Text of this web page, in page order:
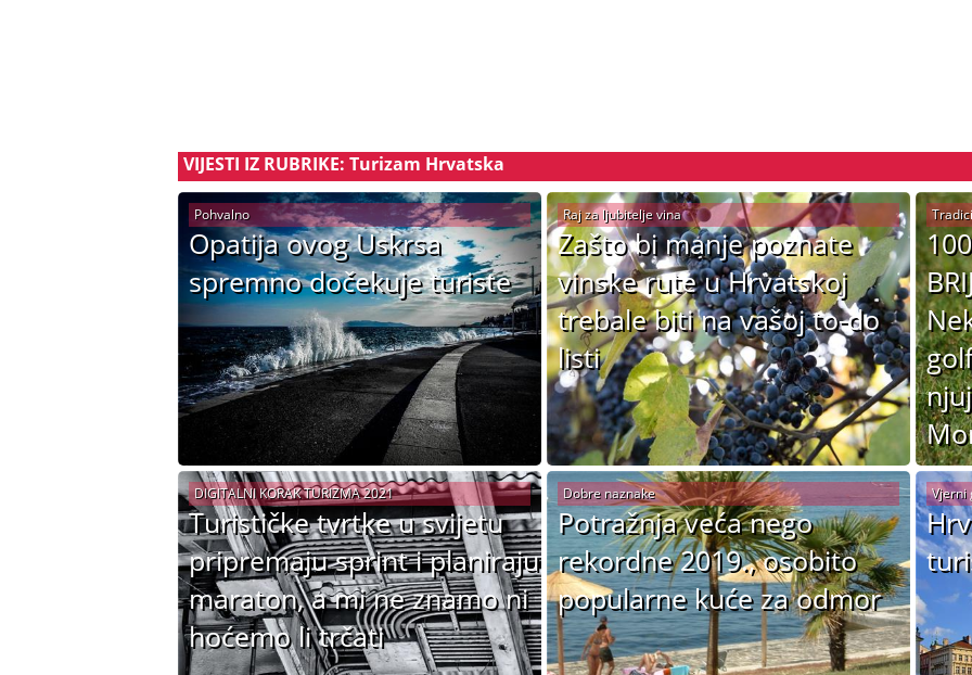
VIJESTI IZ RUBRIKE: Turizam Hrvatska
Opatija ovog Uskrsa
spremno dočekuje turiste
Pohvalno
Zašto bi manje poznate
vinske rute u Hrvatskoj
trebale biti na vašoj to-do
listi
Raj za ljubitelje vina
Turističke tvrtke u svijetu
pripremaju sprint i planiraju
maraton, a mi ne znamo ni
hoćemo li trčati
DIGITALNI KORAK TURIZMA 2021
Potražnja veća nego
rekordne 2019., osobito
popularne kuće za odmor
Dobre naznake Vjerni